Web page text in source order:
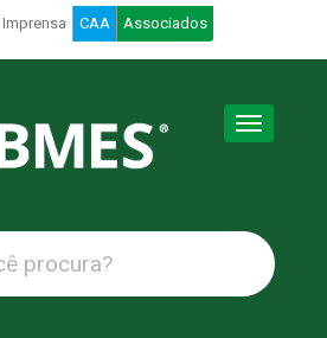
Imprensa CAA Associados
Toggle